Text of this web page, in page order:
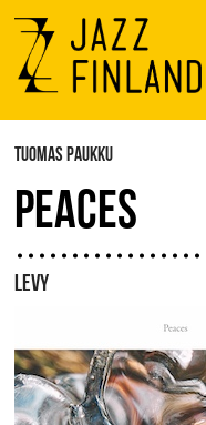
Menu
TUOMAS PAUKKU
PEACES
LEVY